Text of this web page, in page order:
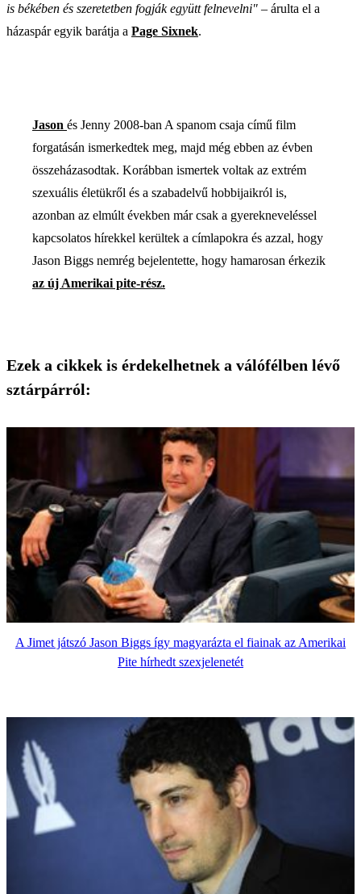
is békében és szeretetben fogják együtt felnevelni" – árulta el a
házaspár egyik barátja a Page Sixnek.
Jason és Jenny 2008-ban A spanom csaja című film
forgatásán ismerkedtek meg, majd még ebben az évben
összeházasodtak. Korábban ismertek voltak az extrém
szexuális életükről és a szabadelvű hobbijaikról is,
azonban az elmúlt években már csak a gyerekneveléssel
kapcsolatos hírekkel kerültek a címlapokra és azzal, hogy
Jason Biggs nemrég bejelentette, hogy hamarosan érkezik
az új Amerikai pite-rész.
Ezek a cikkek is érdekelhetnek a válófélben lévő
sztárpárról:
A Jimet játszó Jason Biggs így magyarázta el fiainak az Amerikai
Pite hírhedt szexjelenetét